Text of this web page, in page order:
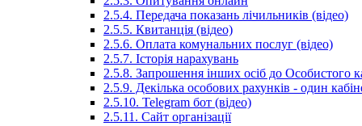
2.5.4. Передача показань лічильників (відео)
2.5.5. Квитанція (відео)
2.5.6. Оплата комунальних послуг (відео)
2.5.7. Історія нарахувань
2.5.8. Запрошення інших осіб до Особистого
2.5.9. Декілька особових рахунків - один
2.5.10. Telegram бот (відео)
2.5.11. Сайт організації